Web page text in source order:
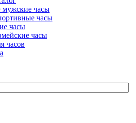
часы
часы
часы
часы
часов